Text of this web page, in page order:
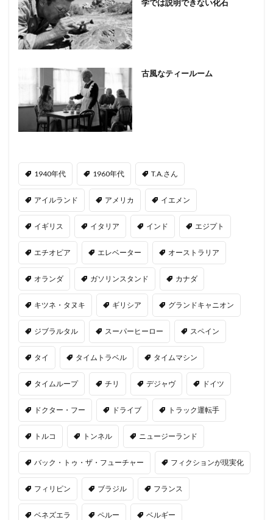
学では説明できない化石
古風なティールーム
1940年代 1960年代 T.A.さん
アイルランド アメリカ イエメン
イギリス イタリア インド エジプト
エチオピア エレベーター オーストラリア
オランダ ガソリンスタンド カナダ
キツネ・タヌキ ギリシア グランドキャニオン
ジブラルタル スーパーヒーロー スペイン
タイ タイムトラベル タイムマシン
タイムループ チリ デジャヴ ドイツ
ドクター・フー ドライブ トラック運転手
トルコ トンネル ニュージーランド
バック・トゥ・ザ・フューチャー フィクションが現実化
フィリピン ブラジル フランス
ベネズエラ ペルー ベルギー